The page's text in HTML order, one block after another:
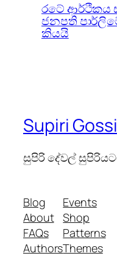
රටේ ආර්ථිකය
ජනපති
කියයි
Supiri
සුපිරි දේවල්
Blog
About
FAQs
Authors
Events
Shop
Patterns
Themes